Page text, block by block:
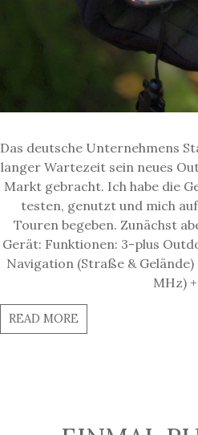
Das deutsche Unternehmens
langer Wartezeit sein neues
Markt gebracht. Ich habe die
testen, genutzt und mich
Touren begeben. Zunächst
Gerät: Funktionen: 3-plus
Navigation (Straße &
MHz)
READ MORE